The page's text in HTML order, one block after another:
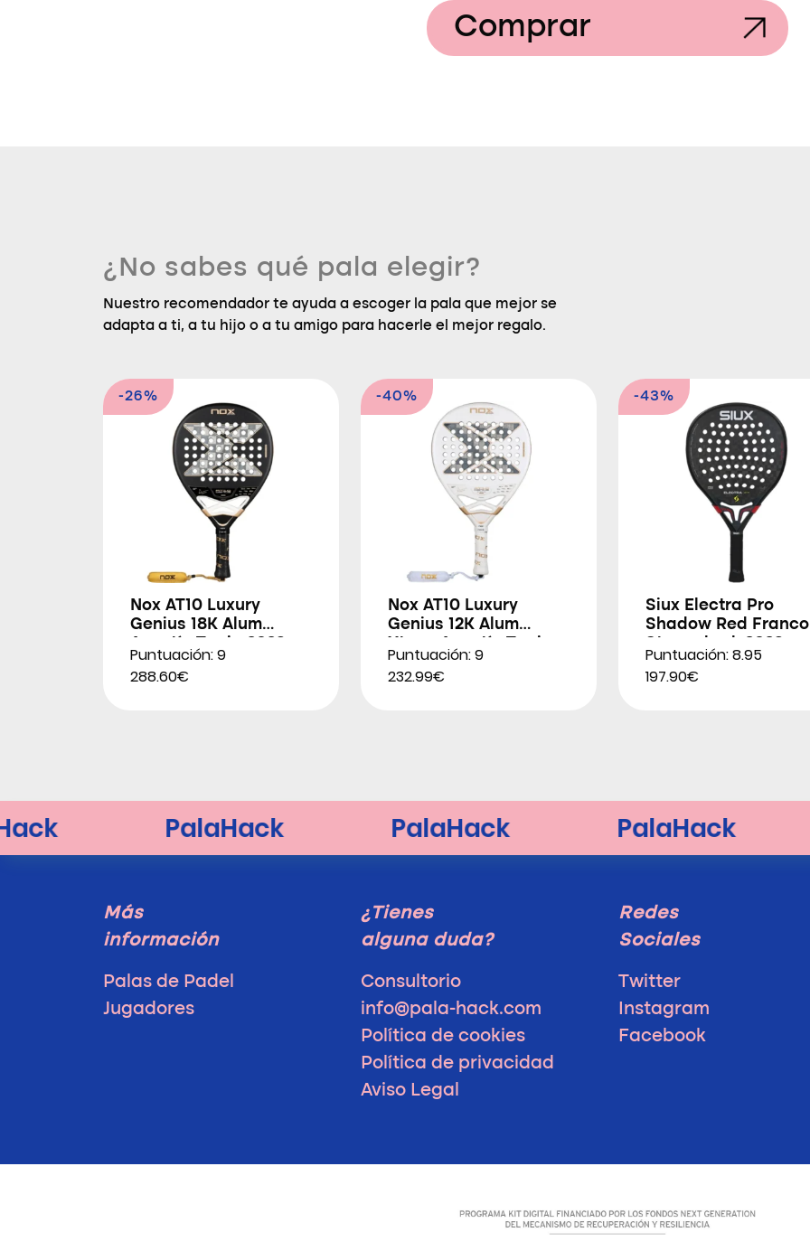
Comprar
¿No sabes qué pala elegir?
Nuestro recomendador te ayuda a escoger la pala que mejor se
adapta a ti, a tu hijo o a tu amigo para hacerle el mejor regalo.
-26%
Nox AT10 Luxury
Genius 18K Alum
Puntuación: 9
288.60€
-40%
Nox AT10 Luxury
Genius 12K Alum
2026
Puntuación: 9
232.99€
-43%
Siux Electra Pro
Shadow Red Franco
Puntuación: 8.95
197.90€
Más
información
Palas de Padel
Jugadores
¿Tienes
alguna duda?
Consultorio
info@pala-hack.com
Política de cookies
Política de privacidad
Aviso Legal
Redes
Sociales
Twitter
Instagram
Facebook